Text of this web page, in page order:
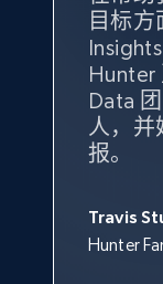
eBay -
specified
URL, Product
Seller
more.
2.5K+
目标
Hunter
Data
人，并
报。
Travis
Hunter
持了
类别的
竞争对
售情况
销团队
售情况
重要的
Yael
Keter 的
我们
竞争格
独特且
Beverly
Kingston